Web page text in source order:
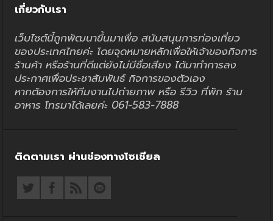
เกี่ยวกับเรา
เว็บไซต์นี้ถูกพัฒนาขึ้นมาเพื่อ สนับสนุนการท่องเที่ยว
ของประเทศไทยค่ะ โดยจุดหมายหลักเพื่อให้เจ้าของกิจการ
ร้านค้า หรือร้านที่ดีแต่ยังไม่มีชื่อเสียง ได้มาทำการลง
ประกาศเพื่อประชาสัมพันธ์ กิจการของตัวเอง
หากต้องการให้ทีมงานไปถ่ายภาพ หรือ รีวิว ที่พัก ร้าน
อาหาร โทรมาได้เลยค่ะ 061-583-7888
ติดตามเรา ผ่านช่องทางโซเชียล